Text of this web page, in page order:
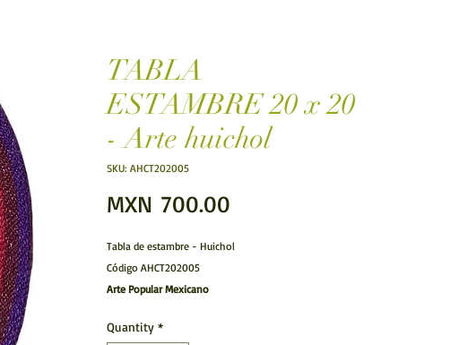
TABLA
ESTAMBRE 20 x 20
- Arte huichol
SKU: AHCT202005
MXN 700.00
Tabla de estambre - Huichol
Código AHCT202005
Arte Popular Mexicano
huicholas son verdaderas pinturas de estambre
Quantity *